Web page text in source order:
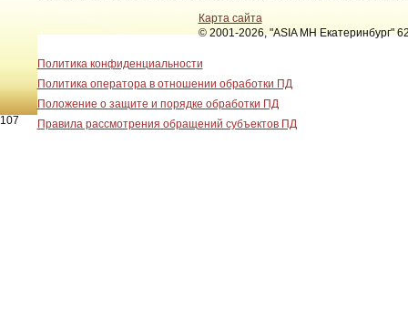
Карта сайта
© 2001-2026, "ASIA MH Екатеринбург"
Политика конфиденциальности
Политика оператора в отношении обработки ПД
Положение о защите и порядке обработки ПД
Правила рассмотрения обращений субъектов ПД
107